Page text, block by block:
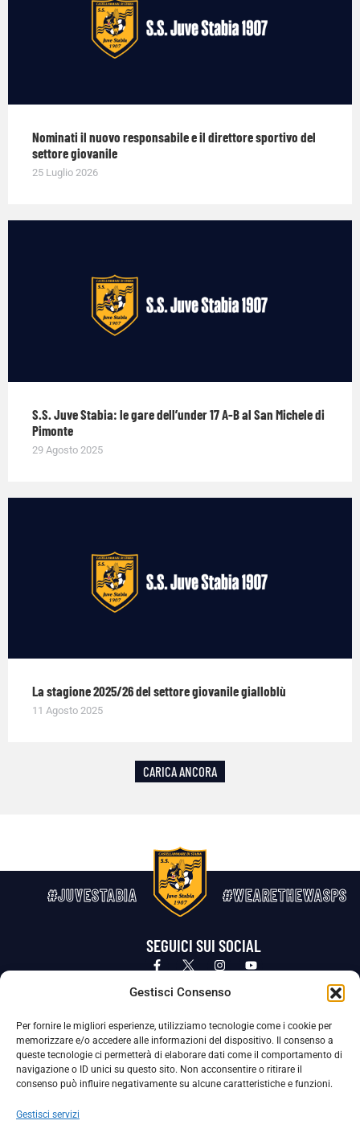
Gestisci Consenso
Per fornire le migliori esperienze, utilizziamo tecnologie come i cookie per
memorizzare e/o accedere alle informazioni del dispositivo. Il consenso a
queste tecnologie ci permetterà di elaborare dati come il comportamento di
navigazione o ID unici su questo sito. Non acconsentire o ritirare il
consenso può influire negativamente su alcune caratteristiche e funzioni.
Gestisci servizi
Nominati il nuovo responsabile e il direttore sportivo del
settore giovanile
25 Luglio 2026
S.S. Juve Stabia: le gare dell’under 17 A-B al San Michele di
Pimonte
29 Agosto 2025
La stagione 2025/26 del settore giovanile gialloblù
11 Agosto 2025
CARICA ANCORA
#JUVESTABIA #WEARETHEWASPS
SEGUICI SUI SOCIAL
Privacy Policy Cookie Policy
La Società ha nominato il Responsabile della Protezione dei Dati Personali (DPO), figura specializzata che vigila sulle modalità
adottate dalla nostra Società per tutelare i Suoi dati personali.
Per contattare il DPO può scrivere a